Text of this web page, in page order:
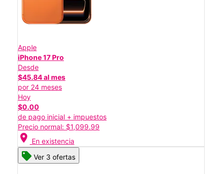
Apple
iPhone 17 Pro
Desde
$45.84 al mes
por 24 meses
Hoy
$0.00
de pago inicial + impuestos
Precio normal: $1,099.99
location_on En existencia
Ver 3 ofertas